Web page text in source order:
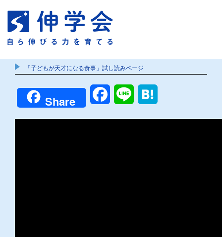
「子どもが天才になる食事」試し読みページ
Share FacebookLine